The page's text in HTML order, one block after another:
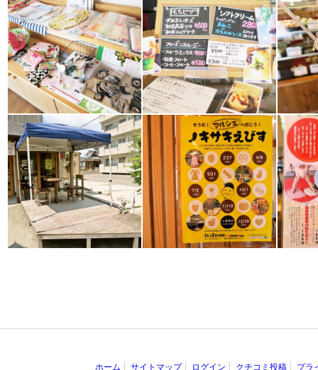
ホーム サイトマップ ログイン クチコミ投稿 プラ